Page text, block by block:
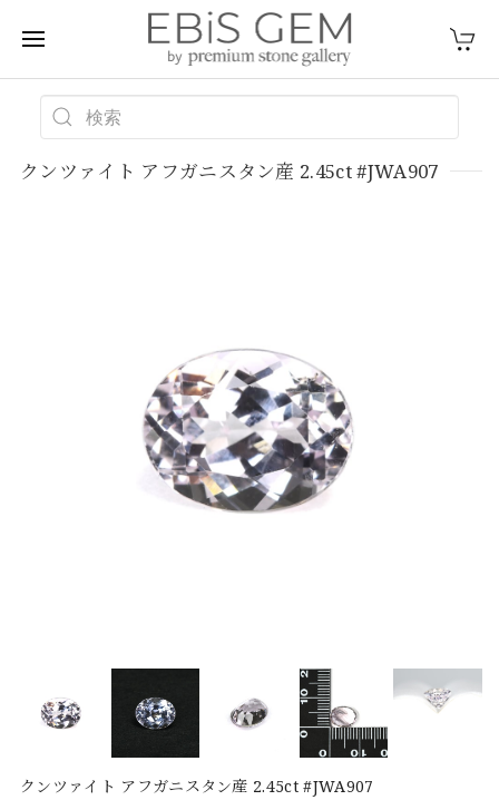
クンツァイト アフガニスタン産 2.45ct #JWA907
クンツァイト アフガニスタン産 2.45ct #JWA907